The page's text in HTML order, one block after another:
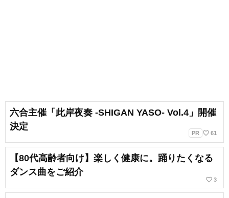
六合主催「此岸夜奏 -SHIGAN YASO- Vol.4」開催
決定
PR favorite_border 61
【80代高齢者向け】楽しく健康に。踊りたくなる
ダンス曲をご紹介
favorite_border 3